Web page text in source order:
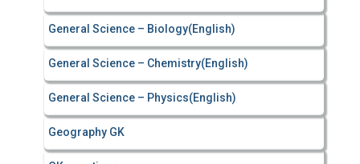
General Science – Biology(English)
General Science – Chemistry(English)
General Science – Physics(English)
Geography GK